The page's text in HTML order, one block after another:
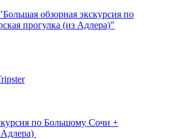
по Большому Сочи +